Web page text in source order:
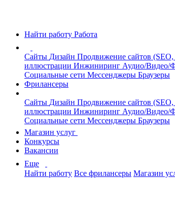
Найти работу Работа
Сайты Дизайн Продвижение сайтов
иллюстрации Инжиниринг Аудио/Видео/
Социальные сети Мессенджеры Браузеры
Фрилансеры
Сайты Дизайн Продвижение сайтов
иллюстрации Инжиниринг Аудио/Видео/
Социальные сети Мессенджеры Браузеры
Магазин услуг
Конкурсы
Вакансии
Еще
Найти работу Все фрилансеры Магазин